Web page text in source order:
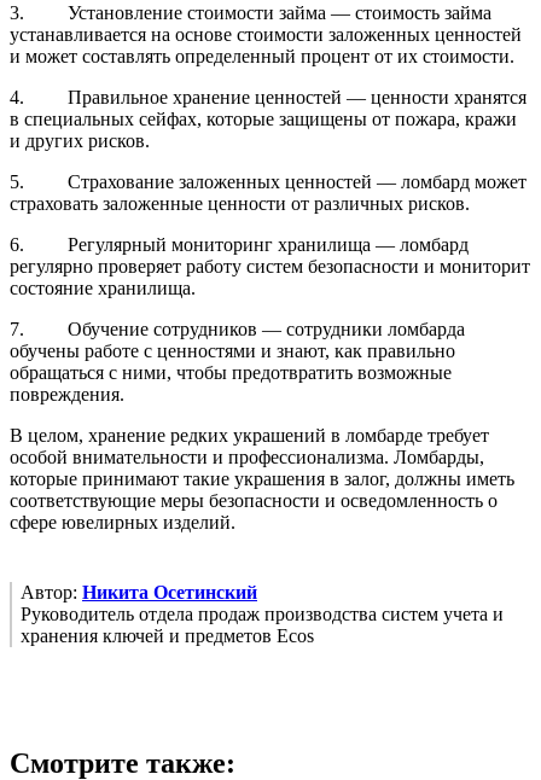
3. Установление стоимости займа — стоимость займа
устанавливается на основе стоимости заложенных ценностей
и может составлять определенный процент от их стоимости.
4. Правильное хранение ценностей — ценности хранятся
в специальных сейфах, которые защищены от пожара, кражи
и других рисков.
5. Страхование заложенных ценностей — ломбард может
страховать заложенные ценности от различных рисков.
6. Регулярный мониторинг хранилища — ломбард
регулярно проверяет работу систем безопасности и мониторит
состояние хранилища.
7. Обучение сотрудников — сотрудники ломбарда
обучены работе с ценностями и знают, как правильно
обращаться с ними, чтобы предотвратить возможные
повреждения.
В целом, хранение редких украшений в ломбарде требует
особой внимательности и профессионализма. Ломбарды,
которые принимают такие украшения в залог, должны иметь
соответствующие меры безопасности и осведомленность о
сфере ювелирных изделий.
Автор: Никита Осетинский
Руководитель отдела продаж производства систем учета и
хранения ключей и предметов Ecos
Смотрите также: